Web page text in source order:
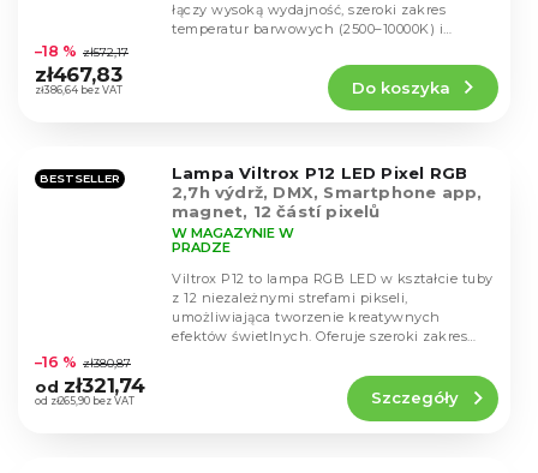
ocena
produktu
wynosi
gwiazdek.
zł386,64 bez VAT
–18 % zł572,17
zł467,83
Do koszyka
łączy wysoką wydajność, szeroki zakres
temperatur barwowych (2500–10000K) i
BESTSELLER
Lampa Viltrox P12 LED Pixel RGB
2,7h výdrž, DMX, Smartphone app,
magnet, 12 částí pixelů
ocena
produktu
wynosi
W MAGAZYNIE W
PRADZE
od zł265,90 bez VAT
–16 % zł380,87
od zł321,74 Szczegóły
Viltrox P12 to lampa RGB LED w kształcie tuby
z 12 niezależnymi strefami pikseli,
umożliwiająca tworzenie kreatywnych
efektów świetlnych. Oferuje szeroki zakres